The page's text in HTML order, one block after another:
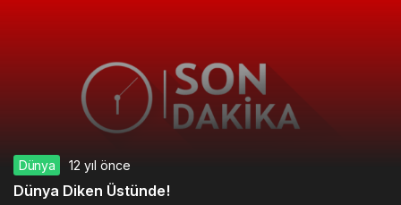
Dünya 12 yıl önce
Dünya Diken Üstünde!